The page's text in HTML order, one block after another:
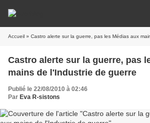
Accueil » Castro alerte sur la guerre, pas les Médias aux
Castro alerte sur la guerre, pas
mains de l'Industrie de guerre
Publié le 22/08/2010 à 02:46
Par Eva R-sistons